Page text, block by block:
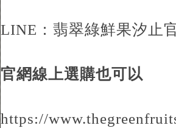
LINE： 翡翠綠鮮果汐止
官網線上選購也可以
https://